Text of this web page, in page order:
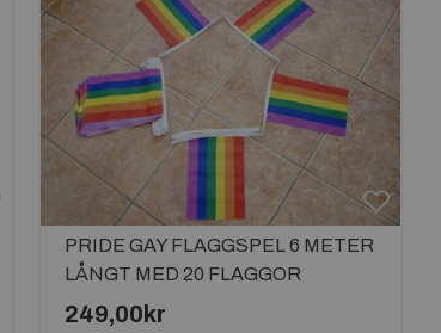
PRIDE GAY FLAGGSPEL 6 METER
LÅNGT MED 20 FLAGGOR
249,00kr